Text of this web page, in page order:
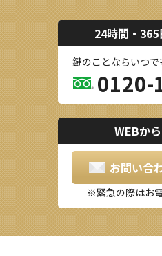
24時間・
鍵のことならいつ
0120-
WEBか
お問い合
緊急の際はお